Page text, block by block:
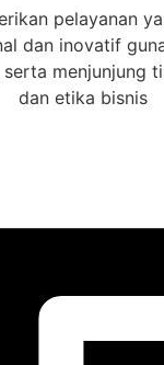
pelayanan
dan inovatif
serta menjunjung
dan etika bisnis